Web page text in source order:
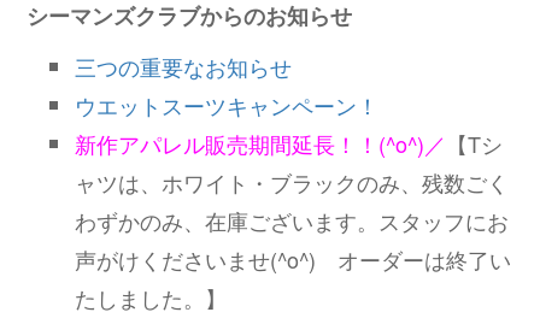
シーマンズクラブからのお知らせ
三つの重要なお知らせ
ウエットスーツキャンペーン！
新作アパレル販売期間延長！！(^o^)／ 【Tシ
ャツは、ホワイト・ブラックのみ、残数ごく
わずかのみ、在庫ございます。スタッフにお
声がけくださいませ(^o^) オーダーは終了い
たしました。】